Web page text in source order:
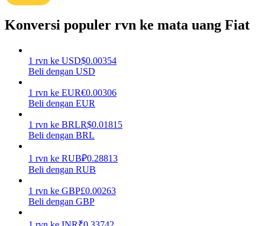
Babi Kekuatan
Dapatkan imbalan kompetitif setiap hari
Konversi populer rvn ke mata uang Fiat
1 rvn ke USD$0.00354
Beli dengan USD
1 rvn ke EUR€0.00306
Beli dengan EUR
1 rvn ke BRLR$0.01815
Beli dengan BRL
1 rvn ke RUB₽0.28813
Beli dengan RUB
1 rvn ke GBP£0.00263
Beli dengan GBP